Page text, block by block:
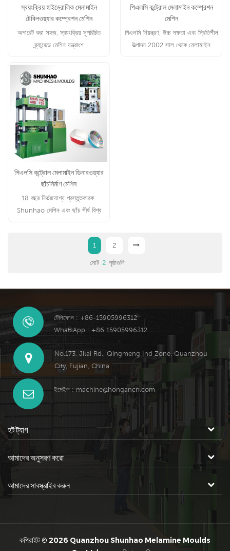
স্বয়ংক্রিয় হাইড্রোলিক মেলামাইন
টেবিলওয়্যার কম্প্রেশন মেশিন
অপারেট করা সহজ, স্বয়ংক্রিয় সুপরিচিত
ব্র্যান্ডেড মেশিন যন্ত্রাংশ
পিএলসি কন্ট্রোল মেলামাইন কম্প্রেশন
মেশিন
পিএলসি নিয়ন্ত্রণ, উচ্চ দক্ষতা এবং স্থিতিশীল
উত্পাদন 2002 সাল থেকে মেলামাইন
পিএলসি কন্ট্রোল মেলামাইন ডিনারওয়্যার
ছাঁচনির্মাণ মেশিন
18 বছর নির্ভরযোগ্য প্রস্তুতকারক:
Shunhao মেশিন এবং ছাঁচ শীর্ষ বিশ্ব
1 2
মোট 2 পৃষ্ঠাগুলি
টেলিফোন : +86-15905996312
WhatsApp : +86 15905996312
No.173, Jitai Rd., Qingmeng Ind Zone, Quanzhou
City, Fujian, China
ইমেইল : machine@hongancn.com
হট ট্যাগ
আমাদের অনুসরণ করো
আমাদের সাবস্ক্রাইব করুন
কপিরাইট © 2026 Quanzhou Shunhao Melamine Moulds